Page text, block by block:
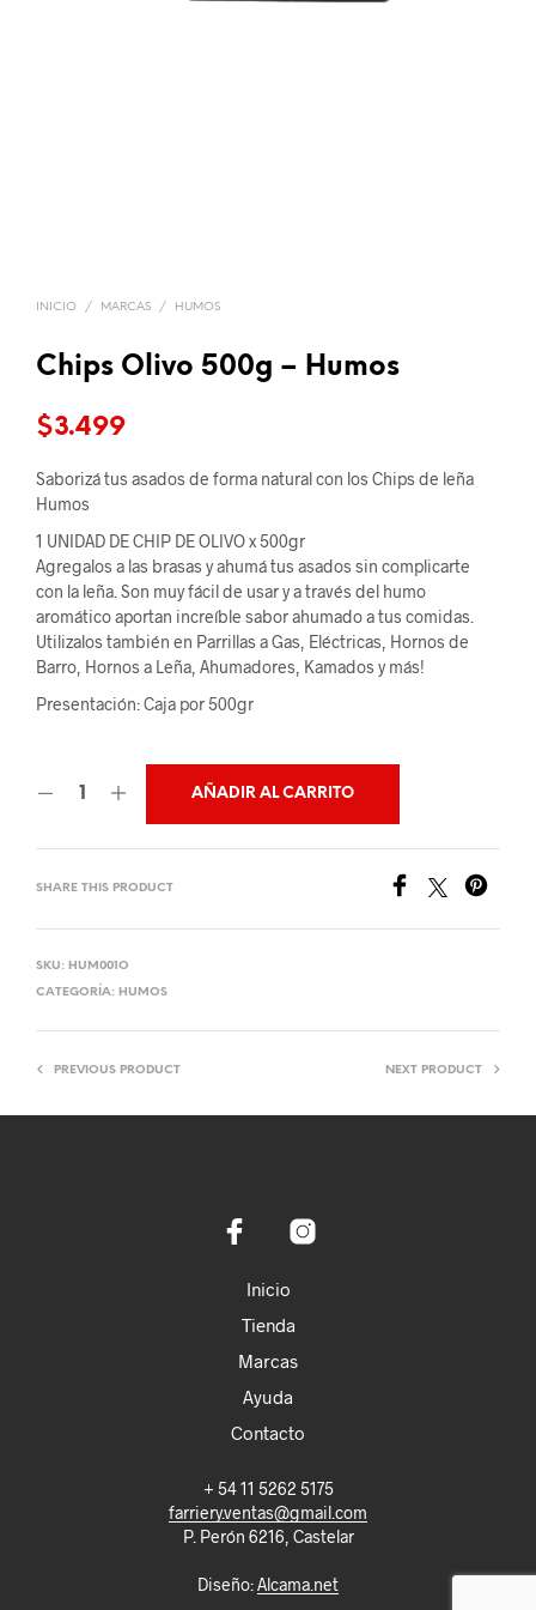
INICIO / MARCAS / HUMOS
Chips Olivo 500g – Humos
$3.499
Saborizá tus asados de forma natural con los Chips de leña
Humos
1 UNIDAD DE CHIP DE OLIVO x 500gr
Agregalos a las brasas y ahumá tus asados sin complicarte
con la leña. Son muy fácil de usar y a través del humo
aromático aportan increíble sabor ahumado a tus comidas.
Utilizalos también en Parrillas a Gas, Eléctricas, Hornos de
Barro, Hornos a Leña, Ahumadores, Kamados y más!
Presentación: Caja por 500gr
AÑADIR AL CARRITO
SHARE THIS PRODUCT
SKU: HUM001O
CATEGORÍA: HUMOS
PREVIOUS PRODUCT NEXT PRODUCT
Inicio
Tienda
Marcas
Ayuda
Contacto
+ 54 11 5262 5175
farriery.ventas@gmail.com
P. Perón 6216, Castelar
Diseño:Alcama.net